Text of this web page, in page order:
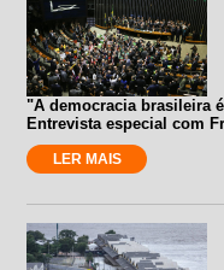
"A democracia brasileira
Entrevista especial com
LER MAIS